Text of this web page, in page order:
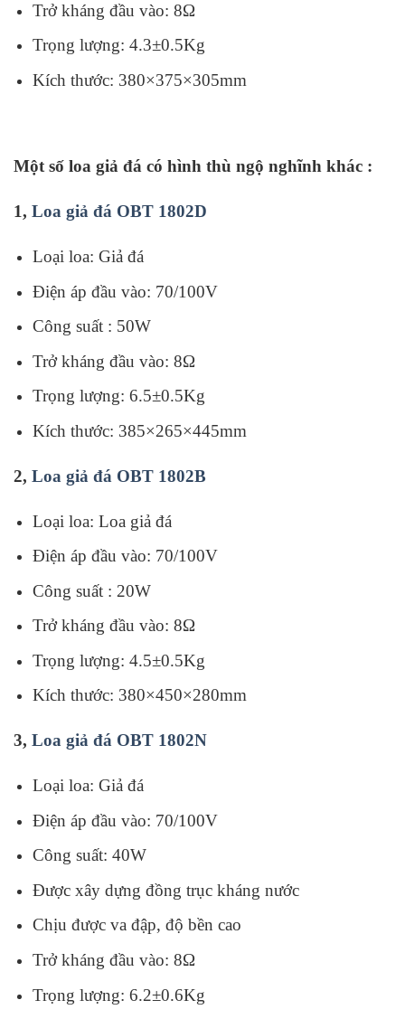
Trở kháng đầu vào: 8Ω
Trọng lượng: 4.3±0.5Kg
Kích thước: 380×375×305mm
Một số loa giả đá có hình thù ngộ nghĩnh khác :
1, Loa giả đá OBT 1802D
Loại loa: Giả đá
Điện áp đầu vào: 70/100V
Công suất : 50W
Trở kháng đầu vào: 8Ω
Trọng lượng: 6.5±0.5Kg
Kích thước: 385×265×445mm
2, Loa giả đá OBT 1802B
Loại loa: Loa giả đá
Điện áp đầu vào: 70/100V
Công suất : 20W
Trở kháng đầu vào: 8Ω
Trọng lượng: 4.5±0.5Kg
Kích thước: 380×450×280mm
3, Loa giả đá OBT 1802N
Loại loa: Giả đá
Điện áp đầu vào: 70/100V
Công suất: 40W
Được xây dựng đồng trục kháng nước
Chịu được va đập, độ bền cao
Trở kháng đầu vào: 8Ω
Trọng lượng: 6.2±0.6Kg